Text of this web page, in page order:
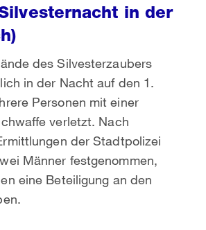
in der
des Silvesterzaubers
in der Nacht auf den 1.
Personen mit einer
verletzt. Nach
der Stadtpolizei
Männer festgenommen,
eine Beteiligung an den